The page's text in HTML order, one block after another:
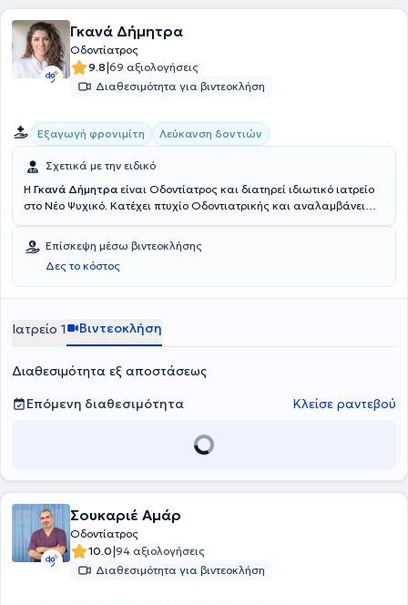
Γκανά Δήμητρα
Οδοντίατρος
9.8|69 αξιολογήσεις
Διαθεσιμότητα για βιντεοκλήση
Εξαγωγή φρονιμίτη Λεύκανση δοντιών
Σχετικά με την ειδικό
Η Γκανά Δήμητρα είναι Οδοντίατρος και διατηρεί ιδιωτικό ιατρείο
στο Νέο Ψυχικό. Κατέχει πτυχίο Οδοντιατρικής και αναλαμβάνει
επανορθωτική, αισθητική οδοντιατρική, λεύκανση, ορθοδοντική,
παιδοδοντία και προληπτική οδοντιατρική. Ο χώρος του ιατρείου
είναι πλήρως εξοπλισμένος, ενώ είναι καθαρός και φιλόξενος τόσο
για τους μεγάλους, όσο και για τους μικρούς ασθενείς.
Επίσκεψη μέσω βιντεοκλήσης
Δες το κόστος
Ιατρείο 1 Βιντεοκλήση
Διαθεσιμότητα εξ αποστάσεως
Επόμενη διαθεσιμότητα
Κλείσε ραντεβού
Σουκαριέ Αμάρ
Οδοντίατρος
10.0|94 αξιολογήσεις
Διαθεσιμότητα για βιντεοκλήση